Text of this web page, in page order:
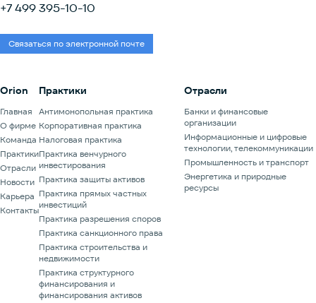
+7 499 395-10-10
Связаться по электронной почте
Orion
Главная
О фирме
Команда
Практики
Отрасли
Новости
Карьера
Контакты
Практики
Антимонопольная практика
Корпоративная практика
Налоговая практика
Практика венчурного
инвестирования
Практика защиты активов
Практика прямых частных
инвестиций
Практика разрешения споров
Практика санкционного права
Практика строительства и
недвижимости
Практика структурного
финансирования и
финансирования активов
Отрасли
Банки и финансовые
организации
Информационные и цифровые
технологии, телекоммуникации
Промышленность и транспорт
Энергетика и природные
ресурсы